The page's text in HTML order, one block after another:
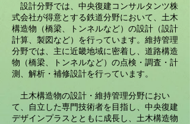
設計分野では、中央復建コンサルタンツ株
式会社が得意とする鉄道分野において、土木
構造物（橋梁、トンネルなど）の設計（設計
計算、製図など）を行っています。維持管理
分野では、主に近畿地域に密着し、道路構造
物（橋梁、トンネルなど）の点検・調査・計
測、解析・補修設計を行っています。
土木構造物の設計・維持管理分野におい
て、自立した専門技術者を目指し、中央復建
デザインプラスとともに成長し、土木構造物